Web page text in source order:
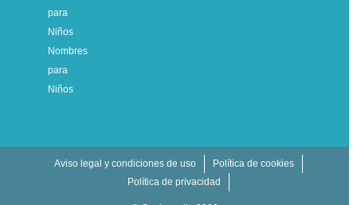
para
Niños
Nombres
para
Niños
Aviso legal y condiciones de uso
Política de cookies
Política de privacidad